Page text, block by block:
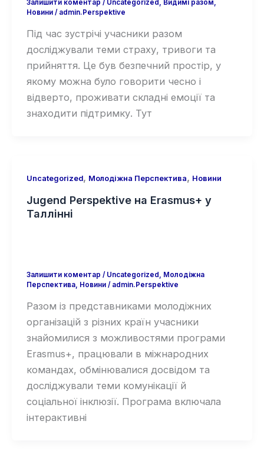
Залишити коментар / Uncategorized , Видимі разом,
Новини/ admin.Perspektive
Під час зустрічі учасники разом
досліджували теми страху, тривоги та
прийняття. Це був безпечний простір, у
якому можна було говорити чесно і
відверто, проживати складні емоції та
знаходити підтримку. Тут
Uncategorized, Молодіжна Перспектива, Новини
Jugend Perspektive на Erasmus+ у
Таллінні
Залишити коментар / Uncategorized , Молодіжна
Перспектива, Новини/ admin.Perspektive
Разом із представниками молодіжних
організацій з різних країн учасники
знайомилися з можливостями програми
Erasmus+, працювали в міжнародних
командах, обмінювалися досвідом та
досліджували теми комунікації й
соціальної інклюзії. Програма включала
інтерактивні